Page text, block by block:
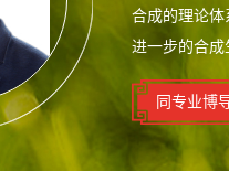
合成的理论
进一步的合
同专业博